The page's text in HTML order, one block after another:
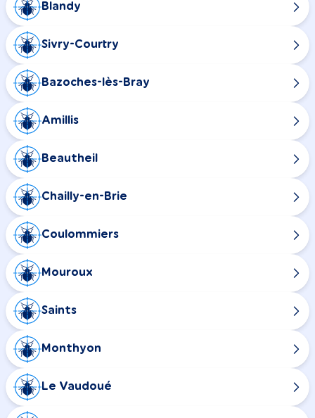
Blandy
Sivry-Courtry
Bazoches-lès-Bray
Amillis
Beautheil
Chailly-en-Brie
Coulommiers
Mouroux
Saints
Monthyon
Le Vaudoué